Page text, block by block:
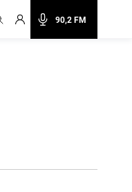
90,2 FM